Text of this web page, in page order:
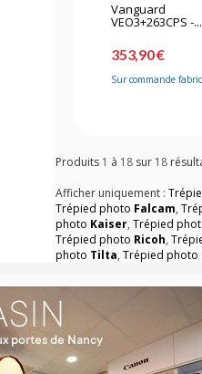
Vanguard
VEO3+263CPS -...
353,90 €
Sur commande
Produits 1 à 18 sur 18
Afficher uniquement :
Trépied photo Falcam,
photo Kaiser,Trépied
Trépied photo Ricoh,
photo Tilta,Trépied photo